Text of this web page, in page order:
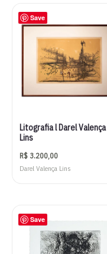
Save
Litografia l Darel Valença
Lins
R$ 3.200,00
Darel Valença Lins
Save